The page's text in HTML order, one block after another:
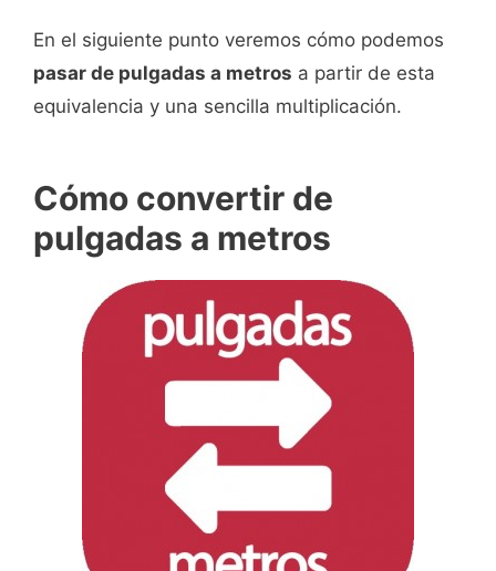
En el siguiente punto veremos cómo podemos
pasar de pulgadas a metros a partir de esta
equivalencia y una sencilla multiplicación.
Cómo convertir de
pulgadas a metros